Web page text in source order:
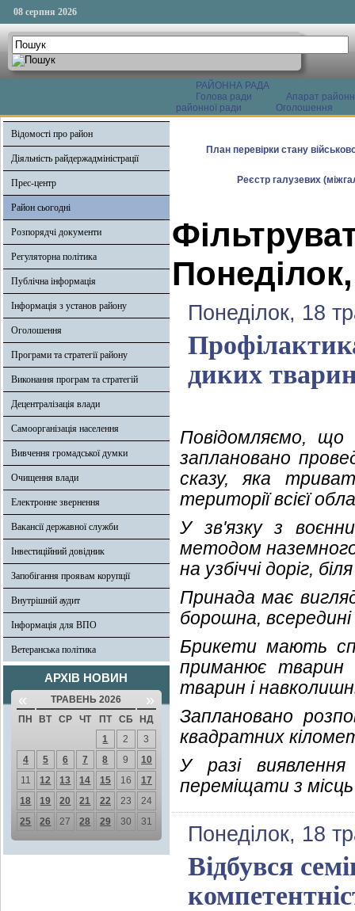
08 серпня 2026
РАЙОННА РАДА
Голова ради
Апарат
районної ради
Оголошення
Відомості про район
Діяльність райдержадміністрації
Прес-центр
Район сьогодні
Розпорядчі документи
Регуляторна політика
Публічна інформація
Інформація з установ району
Оголошення
Програми та стратегії району
Виконання програм та стратегій
Децентралізація влади
Самоорганізація населення
Вивчення громадської думки
Очищення влади
Електронне звернення
Вакансії державної служби
Інвестиційний довідник
Запобігання проявам корупції
Внутрішній аудит
Інформація для ВПО
Ветеранська політика
АРХІВ НОВИН
« ТРАВЕНЬ 2026 »
ПН ВТ СР ЧТ ПТ СБ
НД
1
2
3
4
5 6 7 8 9
10
11
12 13 14 15 16
17
18
19 20 21 22 23
24
25
26 27 28 29 30 31
План перевірки стану
Реєстр галузевих
Понеділок, 18
диких
Повідомляємо,
заплановано
сказу, яка
території всієї
У зв'язку з
методом наземного
на узбіччі доріг,
Принада має
борошна, всередині
Брикети мають
приманює тварин
тварин і
Заплановано
квадратних
У разі
переміщати з
Понеділок, 18
Відбувся